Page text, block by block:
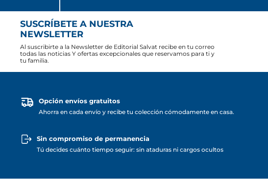
SUSCRÍBETE A NUESTRA
NEWSLETTER
Al suscribirte a la Newsletter de Editorial Salvat recibe en tu correo
todas las noticias Y ofertas excepcionales que reservamos para ti y
tu familia.
Opción envíos gratuitos
Ahorra en cada envío y recibe tu colección cómodamente en casa.
Sin compromiso de permanencia
Tú decides cuánto tiempo seguir: sin ataduras ni cargos ocultos